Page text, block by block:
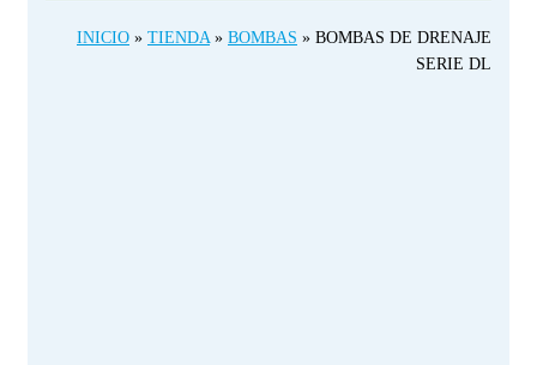
INICIO » TIENDA » BOMBAS » BOMBAS DE DRENAJE
SERIE DL